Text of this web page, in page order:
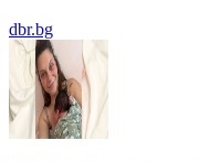
dbr.bg